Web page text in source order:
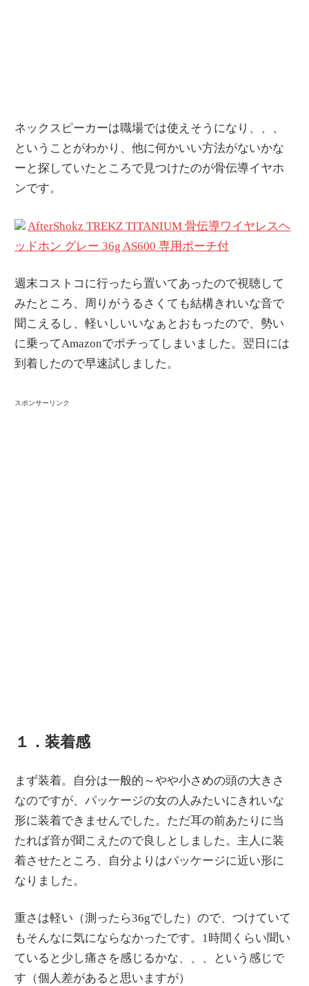
ネックスピーカーは職場では使えそうになり、、、
ということがわかり、他に何かいい方法がないかな
ーと探していたところで見つけたのが骨伝導イヤホ
ンです。
AfterShokz TREKZ TITANIUM 骨伝導ワイヤレスヘ
ッドホン グレー 36g AS600 専用ポーチ付
週末コストコに行ったら置いてあったので視聴して
みたところ、周りがうるさくても結構きれいな音で
聞こえるし、軽いしいいなぁとおもったので、勢い
に乗ってAmazonでポチってしまいました。翌日には
到着したので早速試しました。
スポンサーリンク
１．装着感
まず装着。自分は一般的～やや小さめの頭の大きさ
なのですが、パッケージの女の人みたいにきれいな
形に装着できませんでした。ただ耳の前あたりに当
たれば音が聞こえたので良しとしました。主人に装
着させたところ、自分よりはパッケージに近い形に
なりました。
重さは軽い（測ったら36gでした）ので、つけていて
もそんなに気にならなかったです。1時間くらい聞い
ていると少し痛さを感じるかな、、、という感じで
す（個人差があると思いますが）